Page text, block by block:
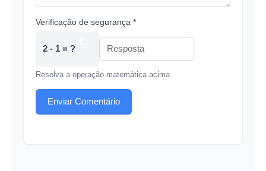
Verificação de segurança *
2 - 1 = ?
Resolva a operação matemática acima
Enviar Comentário